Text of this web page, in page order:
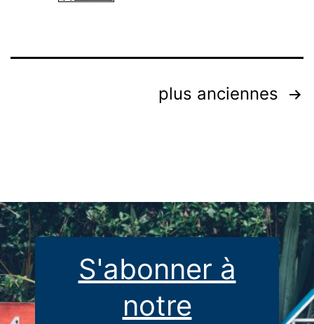
Rencontre
Sokolovska
[Interview]
plus anciennes
S'abonner à
notre